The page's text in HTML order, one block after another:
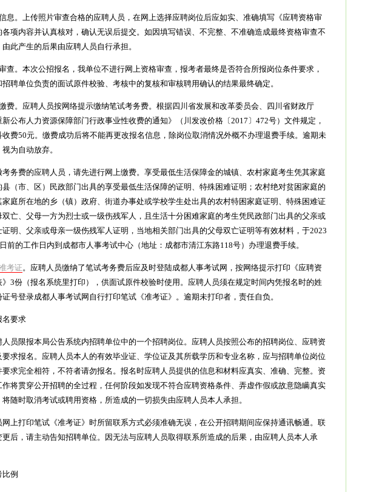
息。上传照片审查合格的应聘人员，在网上选择应聘岗位后应如实、准确填写《应聘资格审
各项内容并认真核对，确认无误后提交。如因填写错误、不完整、不准确造成最终资格审查不
此产生的后果由应聘人员自行承担。
查。本次公招报名，我单位不进行网上资格审查，报考者最终是否符合所报岗位条件要求，
招聘单位负责的面试原件校验、考核中的复核和审核聘用确认的结果最终确定。
费。应聘人员按网络提示缴纳笔试考务费。根据四川省发展和改革委员会、四川省财政厅
新公布人力资源保障部门行政事业性收费的通知》（川发改价格〔2017〕472号）文件规定，
收费50元。缴费成功后将不能再更改报名信息，除岗位取消情况外概不办理退费手续。逾期未
为自动放弃。
考务费的应聘人员，请先进行网上缴费。享受最低生活保障金的城镇、农村家庭考生凭其家庭
县（市、区）民政部门出具的享受最低生活保障的证明、特殊困难证明；农村绝对贫困家庭的
家庭所在地的乡（镇）政府、街道办事处或学校学生处出具的农村特困家庭证明、特殊困难证
双亡、父母一方为烈士或一级伤残军人，且生活十分困难家庭的考生凭民政部门出具的父亲或
证明、父亲或母亲一级伤残军人证明，当地相关部门出具的父母双亡证明等有效材料，于2023
前的工作日内到成都市人事考试中心（地址：成都市清江东路118号）办理退费手续。
考证。应聘人员缴纳了笔试考务费后应及时登陆成都人事考试网，按网络提示打印《应聘资
》3份（报名系统里打印），供面试原件校验时使用。应聘人员须在规定时间内凭报名时的姓
号登录成都人事考试网自行打印笔试《准考证》。逾期未打印者，责任自负。
名要求
人员限报本局公告系统内招聘单位中的一个招聘岗位。应聘人员按照公布的招聘岗位、应聘资
要求报名。应聘人员本人的有效毕业证、学位证及其所载学历和专业名称，应与招聘单位岗位
要求完全相符，不符者请勿报名。报名时应聘人员提供的信息和材料应真实、准确、完整。资
作将贯穿公开招聘的全过程，任何阶段如发现不符合应聘资格条件、弄虚作假或故意隐瞒真实
随时取消考试或聘用资格，所造成的一切损失由应聘人员本人承担。
网上打印笔试《准考证》时所留联系方式必须准确无误，在公开招聘期间应保持通讯畅通。联
更后，请主动告知招聘单位。因无法与应聘人员取得联系所造成的后果，由应聘人员本人承
例